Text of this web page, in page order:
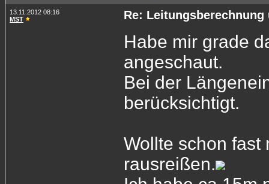
13.11.2012 08:16
MST
Re: Leitungsberechnung
Habe mir grade
angeschaut.
Bei der
berücksichtigt.
Wollte schon fast
rausreißen.